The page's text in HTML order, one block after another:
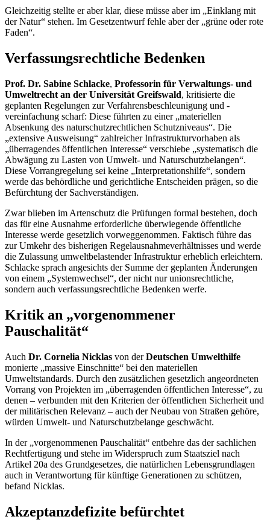
Gleichzeitig stellte er aber klar, diese müsse aber im „Einklang mit
der Natur“ stehen. Im Gesetzentwurf fehle aber der „grüne oder rote
Faden“.
Verfassungsrechtliche Bedenken
Prof. Dr. Sabine Schlacke, Professorin für Verwaltungs- und
Umweltrecht an der Universität Greifswald, kritisierte die
geplanten Regelungen zur Verfahrensbeschleunigung und -
vereinfachung scharf: Diese führten zu einer „materiellen
Absenkung des naturschutzrechtlichen Schutzniveaus“. Die
„extensive Ausweisung“ zahlreicher Infrastrukturvorhaben als
„überragendes öffentlichen Interesse“ verschiebe „systematisch die
Abwägung zu Lasten von Umwelt- und Naturschutzbelangen“.
Diese Vorrangregelung sei keine „Interpretationshilfe“, sondern
werde das behördliche und gerichtliche Entscheiden prägen, so die
Befürchtung der Sachverständigen.
Zwar blieben im Artenschutz die Prüfungen formal bestehen, doch
das für eine Ausnahme erforderliche überwiegende öffentliche
Interesse werde gesetzlich vorweggenommen. Faktisch führe das
zur Umkehr des bisherigen Regelausnahmeverhältnisses und werde
die Zulassung umweltbelastender Infrastruktur erheblich erleichtern.
Schlacke sprach angesichts der Summe der geplanten Änderungen
von einem „Systemwechsel“, der nicht nur unionsrechtliche,
sondern auch verfassungsrechtliche Bedenken werfe.
Kritik an „vorgenommener
Pauschalität“
Auch Dr. Cornelia Nicklas von derDeutschen Umwelthilfe
monierte „massive Einschnitte“ bei den materiellen
Umweltstandards. Durch den zusätzlichen gesetzlich angeordneten
Vorrang von Projekten im „überragenden öffentlichen Interesse“, zu
denen – verbunden mit den Kriterien der öffentlichen Sicherheit und
der militärischen Relevanz – auch der Neubau von Straßen gehöre,
würden Umwelt- und Naturschutzbelange geschwächt.
In der „vorgenommenen Pauschalität“ entbehre das der sachlichen
Rechtfertigung und stehe im Widerspruch zum Staatsziel nach
Artikel 20a des Grundgesetzes, die natürlichen Lebensgrundlagen
auch in Verantwortung für künftige Generationen zu schützen,
befand Nicklas.
Akzeptanzdefizite befürchtet